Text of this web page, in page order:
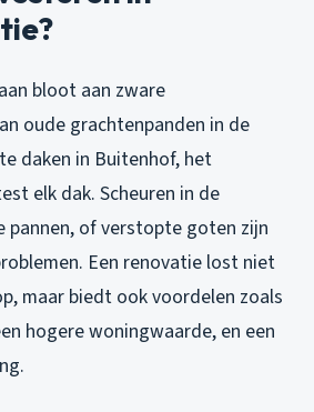
bloot aan zware
oude grachtenpanden in de
daken in Buitenhof, het
elk dak. Scheuren in de
pannen, of verstopte goten zijn
Een renovatie lost niet
maar biedt ook voordelen zoals
hogere woningwaarde, en een